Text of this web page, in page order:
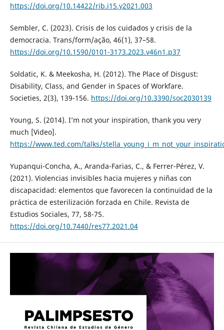
https://doi.org/10.14422/rib.i15.y2021.003
Sembler, C. (2023). Crisis de los cuidados y crisis de la
democracia. Trans/form/ação, 46(1), 37–58.
https://doi.org/10.1590/0101-3173.2023.v46n1.p37
Soldatic, K. & Meekosha, H. (2012). The Place of Disgust:
Disability, Class, and Gender in Spaces of Workfare.
Societies, 2(3), 139-156. https://doi.org/10.3390/soc2030139
Young, S. (2014). I’m not your inspiration, thank you very
much [Video].
https://www.ted.com/talks/
Yupanqui-Concha, A., Aranda-Farias, C., & Ferrer-Pérez, V.
(2021). Violencias invisibles hacia mujeres y niñas con
discapacidad: elementos que favorecen la continuidad de la
práctica de esterilización forzada en Chile. Revista de
Estudios Sociales, 77, 58-75.
https://doi.org/10.7440/res77.2021.04